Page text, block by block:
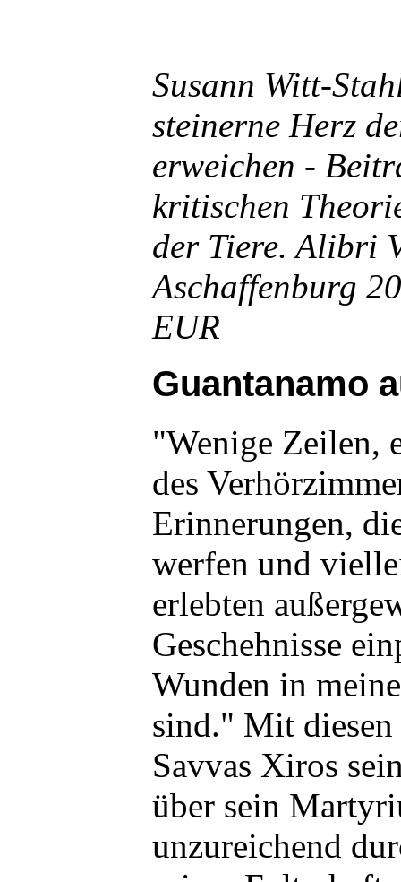
Susann Witt-
steinerne Herz
erweichen -
kritischen
der Tiere. Alibri
Aschaffenburg
EUR
Guantanamo
"Wenige Zeilen,
des
Erinnerungen,
werfen und
erlebten
Geschehnisse
Wunden in
sind." Mit
Savvas Xiros
über sein
unzureichend